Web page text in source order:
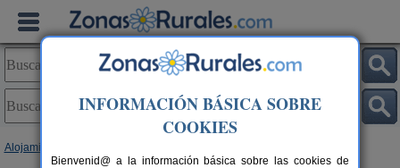
Alojamientos
INFORMACIÓN BÁSICA SOBRE
COOKIES
Bienvenid@ a la información básica sobre las cookies de